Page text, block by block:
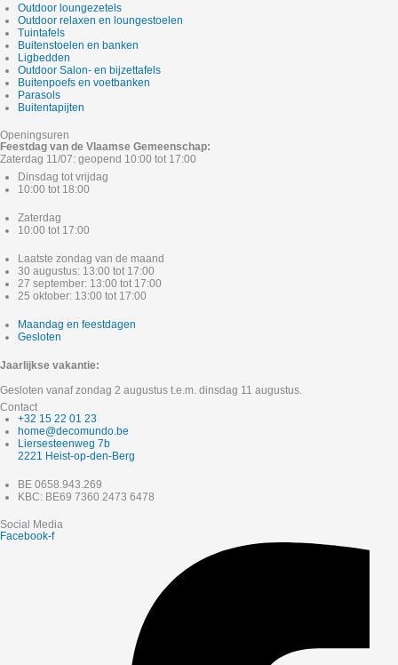
Outdoor loungezetels
Outdoor relaxen en loungestoelen
Tuintafels
Buitenstoelen en banken
Ligbedden
Outdoor Salon- en bijzettafels
Buitenpoefs en voetbanken
Parasols
Buitentapijten
Openingsuren
Feestdag van de Vlaamse Gemeenschap:
Zaterdag 11/07: geopend 10:00 tot 17:00
Dinsdag tot vrijdag
10:00 tot 18:00
Zaterdag
10:00 tot 17:00
Laatste zondag van de maand
30 augustus: 13:00 tot 17:00
27 september: 13:00 tot 17:00
25 oktober: 13:00 tot 17:00
Maandag en feestdagen
Gesloten
Jaarlijkse vakantie:
Gesloten vanaf zondag 2 augustus t.e.m. dinsdag 11 augustus.
Contact
+32 15 22 01 23
home@decomundo.be
Liersesteenweg 7b
2221 Heist-op-den-Berg
BE 0658.943.269
KBC: BE69 7360 2473 6478
Social Media
Facebook-f